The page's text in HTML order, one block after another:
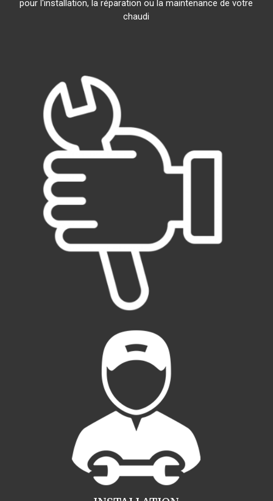
pour l'installation, la réparation ou la maintenance de votre
chaudi